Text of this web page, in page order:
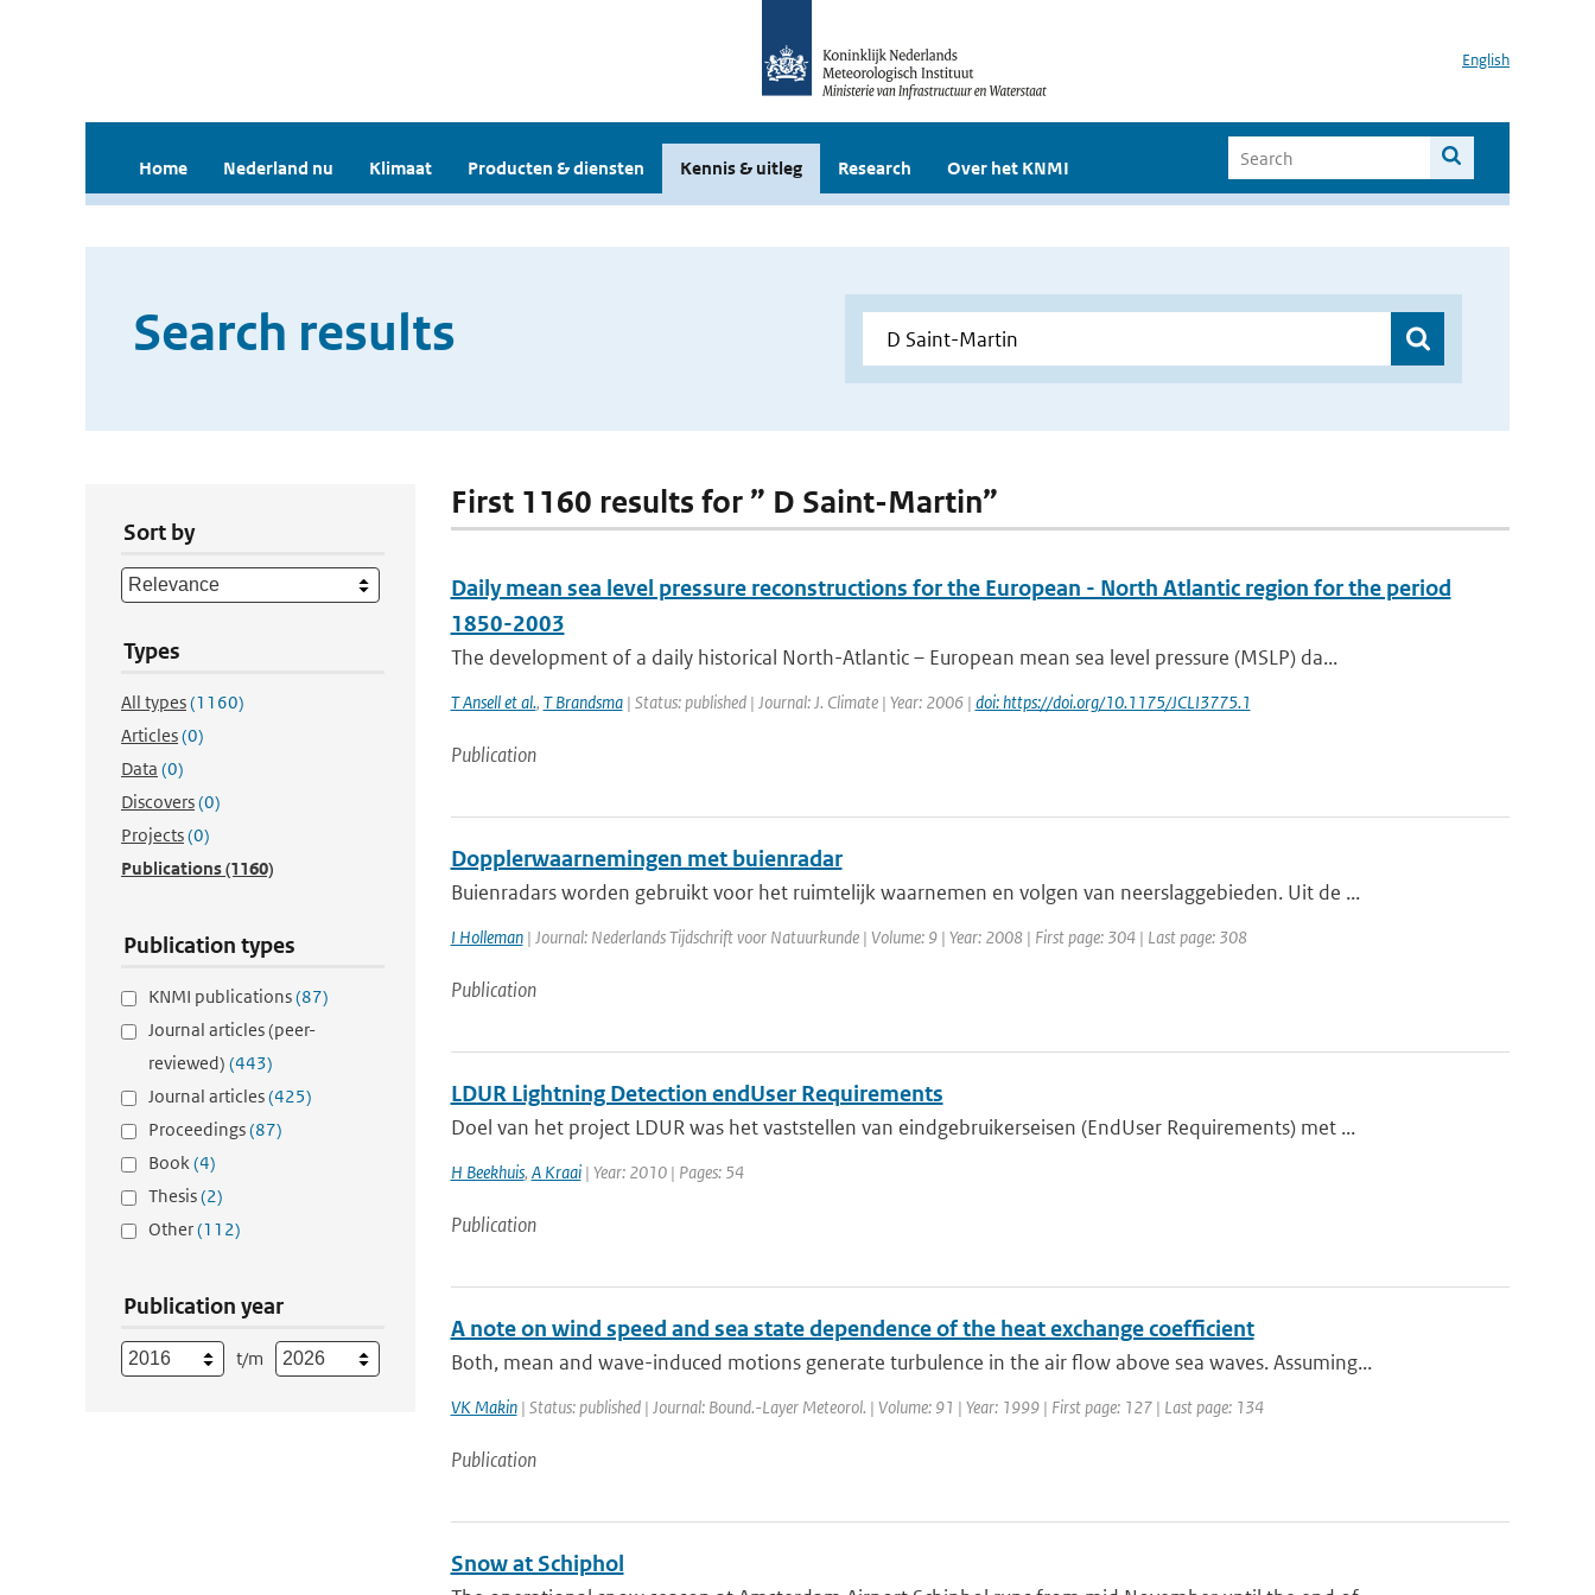
English
Home Nederland nu Klimaat Producten & diensten Kennis & uitleg Research Over het KNMI
Search results
Sort by
Types
All types(1160)
Articles(0)
Data (0)
Discovers(0)
Projects(0)
Publications(1160)
Publication types
KNMI publications(87)
Journal articles (peer-
reviewed) (443)
Journal articles(425)
Proceedings(87)
Book(4)
Thesis(2)
Other(112)
Publication year
t/m
First 1160 results for ” D Saint-Martin”
Daily mean sea level pressure reconstructions for the European - North Atlantic region for the period
1850-2003
The development of a daily historical North-Atlantic – European mean sea level pressure (MSLP) da...
T Ansell et al., T Brandsma| Status: published | Journal: J. Climate | Year: 2006 | doi: https://doi.org/10.1175/JCLI3775.1
Publication
Dopplerwaarnemingen met buienradar
Buienradars worden gebruikt voor het ruimtelijk waarnemen en volgen van neerslaggebieden. Uit de ...
I Holleman| Journal: Nederlands Tijdschrift voor Natuurkunde | Volume: 9 | Year: 2008 | First page: 304 | Last page: 308
Publication
LDUR Lightning Detection endUser Requirements
Doel van het project LDUR was het vaststellen van eindgebruikerseisen (EndUser Requirements) met ...
H Beekhuis, A Kraai| Year: 2010 | Pages: 54
Publication
A note on wind speed and sea state dependence of the heat exchange coefficient
Both, mean and wave-induced motions generate turbulence in the air flow above sea waves. Assuming...
VK Makin| Status: published | Journal: Bound.-Layer Meteorol. | Volume: 91 | Year: 1999 | First page: 127 | Last page: 134
Publication
Snow at Schiphol